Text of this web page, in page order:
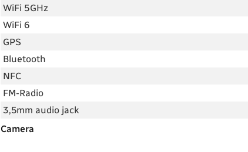
WiFi 5GHz
WiFi 6
GPS
Bluetooth
NFC
FM-Radio
3,5mm audio jack
Camera